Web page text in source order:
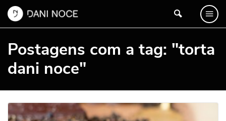
Postagens com a tag: "torta
dani noce"